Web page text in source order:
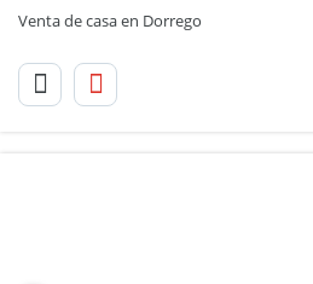
Venta de casa en Dorrego